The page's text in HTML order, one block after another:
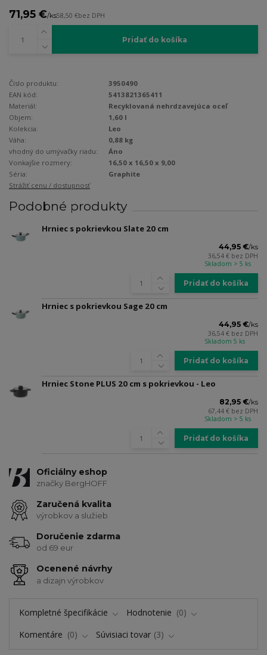
71,95 €/ks58,50 €bez DPH
Pridať do košíka
Číslo produktu:
3950490
EAN kód:
5413821365411
Materiál:
Recyklovaná nehrdzavejúca oceľ
Objem:
1,60 l
Kolekcia:
Leo
Váha:
0,88 kg
vhodný do umývačky riadu:
Áno
Vonkajšie rozmery:
16,50 x 16,50 x 9,00
Séria:
Graphite
Strážiť cenu / dostupnosť
Podobné produkty
Hrniec s pokrievkou Slate 20 cm
44,95 €/ks
36,54 € bez DPH
Skladom > 5 ks
Pridať do košíka
Hrniec s pokrievkou Sage 20 cm
44,95 €/ks
36,54 € bez DPH
Skladom 5 ks
Pridať do košíka
Hrniec Stone PLUS 20 cm s pokrievkou - Leo
82,95 €/ks
67,44 € bez DPH
Skladom > 5 ks
Pridať do košíka
Oficiálny eshop
značky BergHOFF
Zaručená kvalita
výrobkov a služieb
Doručenie zdarma
od 69 eur
Ocenené návrhy
a dizajn výrobkov
Kompletné špecifikácie Hodnotenie
0
Komentáre
0 Súvisiaci tovar 3